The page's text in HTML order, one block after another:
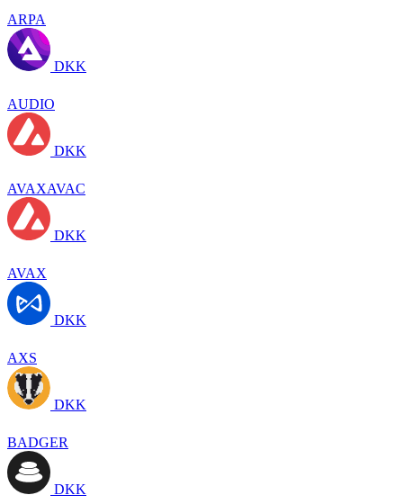
ARPA
DKK
AUDIO
DKK
AVAXAVAC
DKK
AVAX
DKK
AXS
DKK
BADGER
DKK